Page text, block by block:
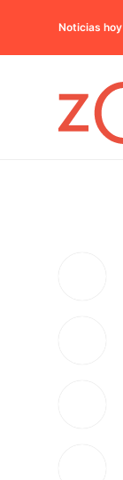
Noticias hoy